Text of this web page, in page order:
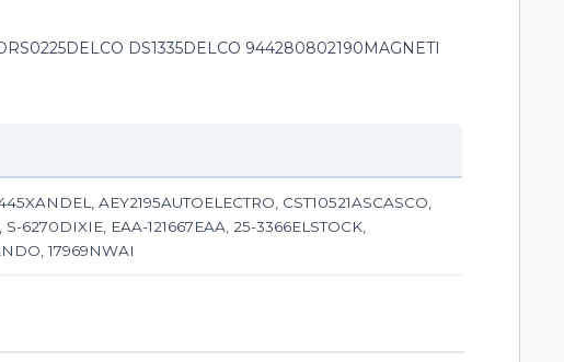
DS1335DELCO 944280802190MAGNETI
AEY2195AUTOELECTRO, CST10521ASCASCO,
S-6270DIXIE, EAA-121667EAA, 25-3366ELSTOCK,
17969NWAI